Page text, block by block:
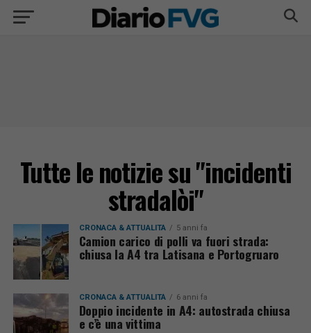
Tutte le notizie su "incidenti
stradalòi"
CRONACA & ATTUALITÀ 5 anni fa
Camion carico di polli va fuori strada:
chiusa la A4 tra Latisana e Portogruaro
CRONACA & ATTUALITÀ 6 anni fa
Doppio incidente in A4: autostrada chiusa
e c’è una vittima